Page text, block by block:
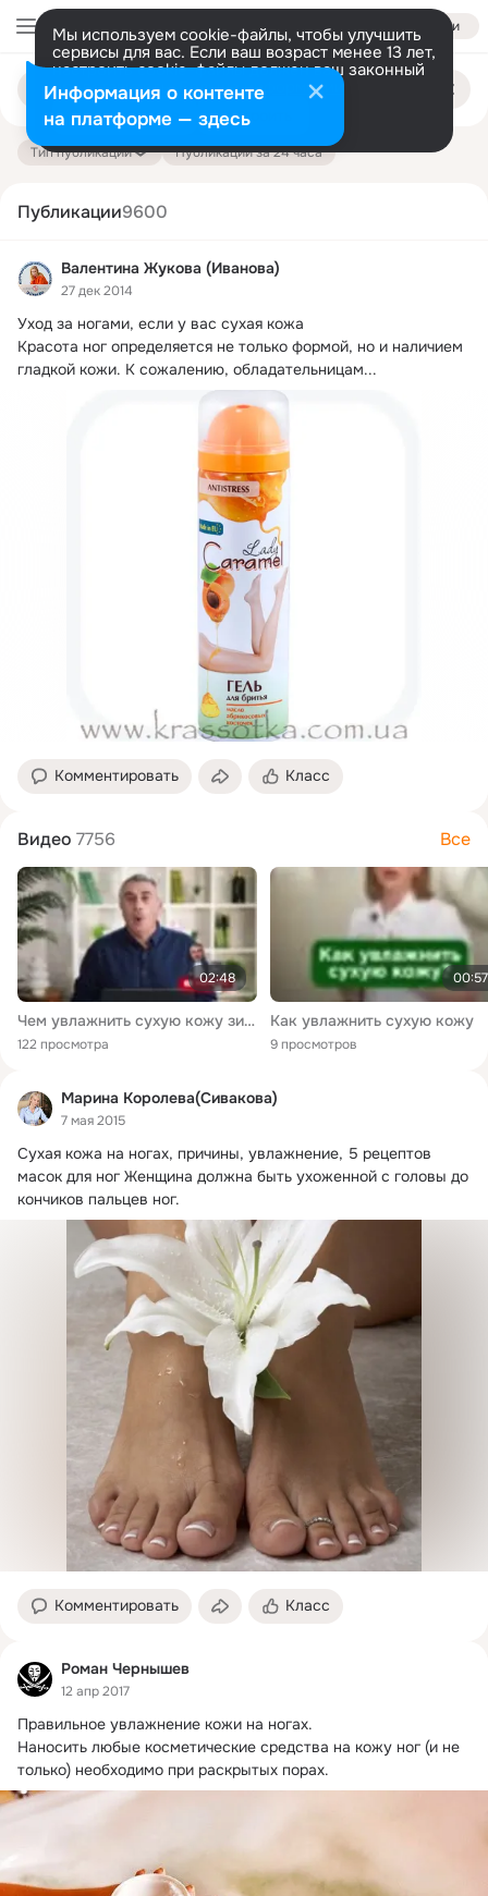
Войти
Мы используем cookie-файлы, чтобы улучшить
сервисы для вас. Если ваш возраст менее 13 лет,
настроить cookie-файлы должен ваш законный
представитель. Больше информации
Разрешить все Настроить
Поиск
публикациям
Тип публикации Публикации за 24 часа
Публикации9600
Валентина Жукова (Иванова)
27 дек 2014
Уход за ногами, если у вас сухая кожа
Красота ног определяется не только формой, но и наличием
гладкой кожи. К сожалению, обладательницам...
Комментировать Класс
Видео 7756 Все
02:48
Чем увлажнить сухую кожу зимой, если крем не помогает [eAai1xqYzPk]
122 просмотра
00:57
Как увлажнить сухую кожу
9 просмотров
Марина Королева(Сивакова)
7 мая 2015
Сухая кожа на ногах, причины, увлажнение, 5 рецептов
масок для ног Женщина должна быть ухоженной с головы до
кончиков пальцев ног.
Комментировать Класс
Роман Чернышев
12 апр 2017
Правильное увлажнение кожи на ногах.
Наносить любые косметические средства на кожу ног (и не
только) необходимо при раскрытых порах.
Информация о контенте
на платформе — здесь